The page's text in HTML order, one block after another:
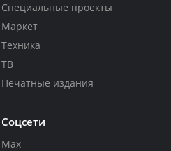
Специальные проекты
Маркет
Техника
ТВ
Печатные издания
Соцсети
Max